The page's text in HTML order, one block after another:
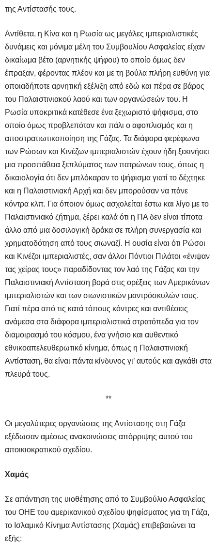
της Αντίστασής τους.
Αντίθετα, η Κίνα και η Ρωσία ως μεγάλες ιμπεριαλιστικές
δυνάμεις και μόνιμα μέλη του Συμβουλίου Ασφαλείας είχαν
δικαίωμα βέτο (αρνητικής ψήφου) το οποίο όμως δεν
έπραξαν, φέροντας πλέον και με τη βούλα πλήρη ευθύνη για
οποιαδήποτε αρνητική εξέλιξη από εδώ και πέρα σε βάρος
του Παλαιστινιακού λαού και των οργανώσεών του. Η
Ρωσία υποκριτικά κατέθεσε ένα ξεχωριστό ψήφισμα, στο
οποίο όμως προβλεπόταν και πάλι ο αφοπλισμός και η
αποστρατιωτικοποίηση της Γάζας. Τα διάφορα φερέφωνα
των Ρώσων και Κινέζων ιμπεριαλιστών έχουν ήδη ξεκινήσει
μια προσπάθεια ξεπλύματος των πατρώνων τους, όπως η
δικαιολογία ότι δεν μπλόκαραν το ψήφισμα γιατί το δέχτηκε
και η Παλαιστινιακή Αρχή και δεν μπορούσαν να πάνε
κόντρα κλπ. Για όποιον όμως ασχολείται έστω και λίγο με το
Παλαιστινιακό ζήτημα, ξέρει καλά ότι η ΠΑ δεν είναι τίποτα
άλλο από μια δοσιλογική δράκα σε πλήρη συνεργασία και
χρηματοδότηση από τους σιωναζί. Η ουσία είναι ότι Ρώσοι
και Κινέζοι ιμπεριαλιστές, σαν άλλοι Πόντιοι Πιλάτοι «ένιψαν
τας χείρας τους» παραδίδοντας τον λαό της Γάζας και την
Παλαιστινιακή Αντίσταση βορά στις ορέξεις των Αμερικάνων
ιμπεριαλιστών και των σιωνιστικών μαντρόσκυλών τους.
Γιατί πέρα από τις κατά τόπους κόντρες και αντιθέσεις
ανάμεσα στα διάφορα ιμπεριαλιστικά στρατόπεδα για τον
διαμοιρασμό του κόσμου, ένα γνήσιο και αυθεντικό
εθνικοαπελευθερωτικό κίνημα, όπως η Παλαιστινιακή
Αντίσταση, θα είναι πάντα κίνδυνος γι’ αυτούς και αγκάθι στα
πλευρά τους.
**
Oι μεγαλύτερες οργανώσεις της Αντίστασης στη Γάζα
εξέδωσαν αμέσως ανακοινώσεις απόρριψης αυτού του
αποικιοκρατικού σχεδίου.
Χαμάς
Σε απάντηση της υιοθέτησης από το Συμβούλιο Ασφαλείας
του ΟΗΕ του αμερικανικού σχεδίου ψηφίσματος για τη Γάζα,
το Ισλαμικό Κίνημα Αντίστασης (Χαμάς) επιβεβαιώνει τα
εξής: